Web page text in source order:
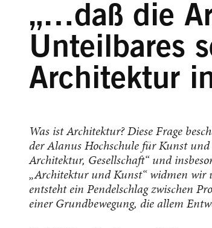
„…daß die
Unteilbares
Architektur
Was ist Architektur? Diese Frage
der Alanus Hochschule für Kunst
Architektur, Gesellschaft“ und
„Architektur und Kunst“ widmen wir
entsteht ein Pendelschlag zwischen
einer Grundbewegung, die allem